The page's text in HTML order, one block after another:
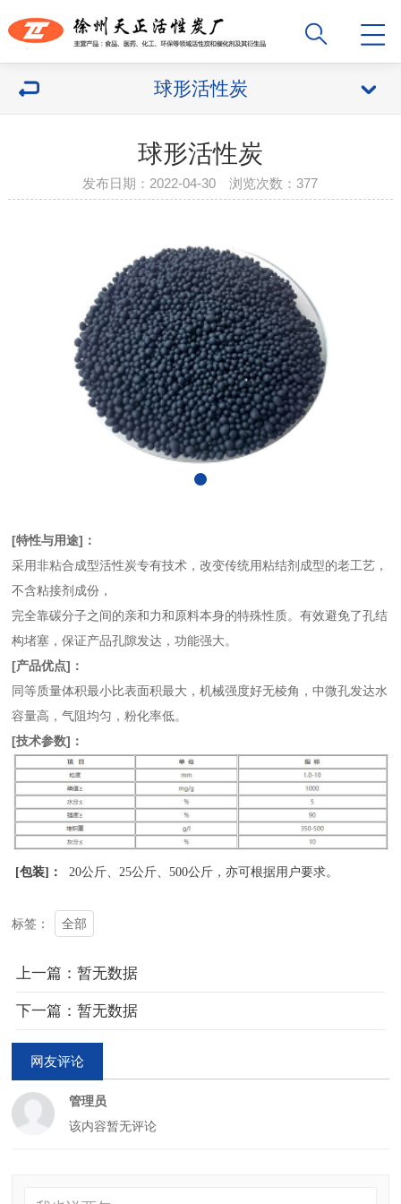
球形活性炭
球形活性炭
发布日期：2022-04-30 浏览次数：377
[特性与用途]：
采用非粘合成型活性炭专有技术，改变传统用粘结剂成型的老工艺，
不含粘接剂成份，
完全靠碳分子之间的亲和力和原料本身的特殊性质。有效避免了孔结
构堵塞，保证产品孔隙发达，功能强大。
[产品优点]：
同等质量体积最小比表面积最大，机械强度好无棱角，中微孔发达水
容量高，气阻均匀，粉化率低。
[技术参数]：
[包装]： 20公斤、25公斤、500公斤，亦可根据用户要求。
标签： 全部
上一篇：暂无数据
下一篇：暂无数据
网友评论
管理员
该内容暂无评论